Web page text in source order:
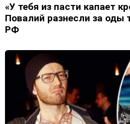
«У тебя из пасти капает
Повалий разнесли за оды
РФ